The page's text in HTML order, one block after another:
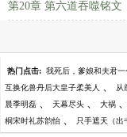
第20章 第六道吞噬铭文
热门点击: 我死后，爹娘和夫君
互换化兽丹后大皇子柔美人 、 从
晨季明磊 、 天幕尽头 、 大祸 、
桐宋时礼苏韵怡 、 只手遮天（出